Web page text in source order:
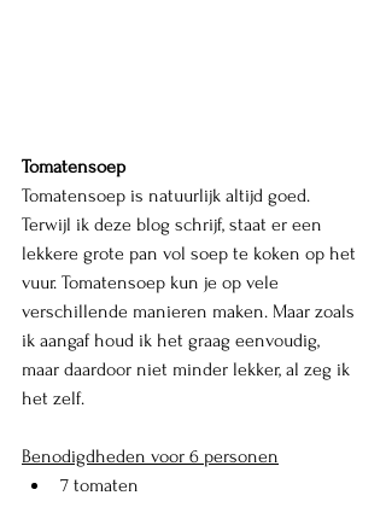
Tomatensoep
Tomatensoep is natuurlijk altijd goed.
Terwijl ik deze blog schrijf, staat er een
lekkere grote pan vol soep te koken op het
vuur. Tomatensoep kun je op vele
verschillende manieren maken. Maar zoals
ik aangaf houd ik het graag eenvoudig,
maar daardoor niet minder lekker, al zeg ik
het zelf.
Benodigdheden voor 6 personen
7 tomaten